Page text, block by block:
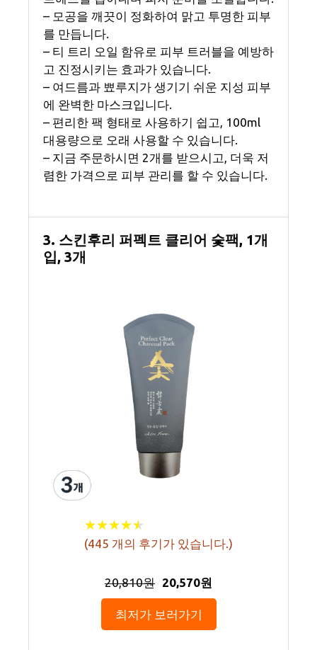
– 모공을 깨끗이 정화하여 맑고 투명한 피부
를 만듭니다.
– 티 트리 오일 함유로 피부 트러블을 예방하
고 진정시키는 효과가 있습니다.
– 여드름과 뾰루지가 생기기 쉬운 지성 피부
에 완벽한 마스크입니다.
– 편리한 팩 형태로 사용하기 쉽고, 100ml
대용량으로 오래 사용할 수 있습니다.
– 지금 주문하시면 2개를 받으시고, 더욱 저
렴한 가격으로 피부 관리를 할 수 있습니다.
3. 스킨후리 퍼펙트 클리어 숯팩, 1개
입, 3개
★★★★★
★★★★★
(445 개의 후기가 있습니다.)
20,810원 20,570원
최저가 보러가기